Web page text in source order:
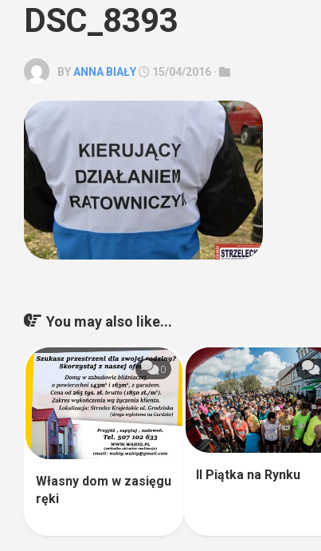
DSC_8393
BYANNA BIAŁY 15/04/2016 ·
You may also like...
0
Własny dom w zasięgu
ręki
II Piątka na Rynku